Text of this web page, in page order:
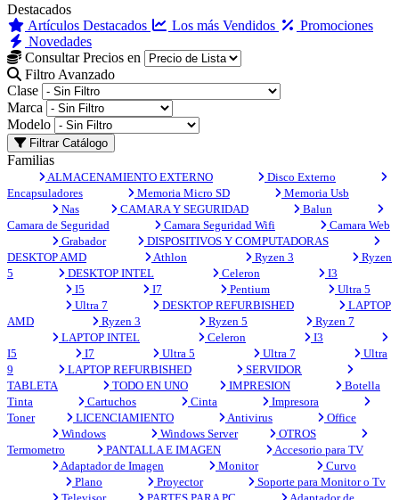
Destacados
Artículos Destacados
Los más Vendidos
Promociones
Novedades
Consultar Precios en
Filtro Avanzado
Clase
Marca
Modelo
Filtrar Catálogo
Familias
ALMACENAMIENTO EXTERNO
Disco Externo
Encapsuladores
Memoria Micro SD
Memoria Usb
Nas
CAMARA Y SEGURIDAD
Balun
Camara de Seguridad
Camara Seguridad Wifi
Camara Web
Grabador
DISPOSITIVOS Y COMPUTADORAS
DESKTOP AMD
Athlon Ryzen 3
Ryzen
5
DESKTOP INTEL Celeron
I3
I5
I7 Pentium
Ultra 5
Ultra 7
DESKTOP REFURBISHED
LAPTOP
AMD
Ryzen 3 Ryzen 5
Ryzen 7
LAPTOP INTEL
Celeron
I3
I5
I7 Ultra 5 Ultra 7
Ultra
9
LAPTOP REFURBISHED
SERVIDOR
TABLETA
TODO EN UNO IMPRESION
Botella
Tinta
Cartuchos Cinta
Impresora
Toner
LICENCIAMIENTO Antivirus
Office
Windows
Windows Server
OTROS
Termometro
PANTALLA E IMAGEN
Accesorio para TV
Adaptador de Imagen
Monitor
Curvo
Plano
Proyector
Soporte para Monitor o Tv